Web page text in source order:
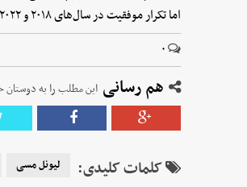
اما تکرار موفقیت در سال‌های ۲۰۱۸ و ۲۰۲۲ او را وادار کرد تا روش تحقیقی خود را بازبینی کند.
۰
هم رسانی این مطلب را به دوستان
کلمات کلیدی: لیونل مسی